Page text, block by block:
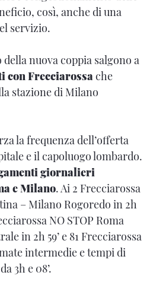
così, anche di una
servizio.
nuova coppia salgono a
con Frecciarossache
stazione di Milano
la frequenza dell’offerta
e il capoluogo lombardo.
giornalieri
e Milano. Ai 2 Frecciarossa
– Milano Rogoredo in 2h
NO STOP Roma
in 2h 59’ e 81 Frecciarossa
intermedie e tempi di
3h e 08’.